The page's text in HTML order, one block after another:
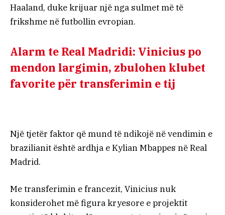
Haaland, duke krijuar një nga sulmet më të
frikshme në futbollin evropian.
Alarm te Real Madridi: Vinicius po
mendon largimin, zbulohen klubet
favorite për transferimin e tij
Një tjetër faktor që mund të ndikojë në vendimin e
brazilianit është ardhja e Kylian Mbappes në Real
Madrid.
Me transferimin e francezit, Vinicius nuk
konsiderohet më figura kryesore e projektit